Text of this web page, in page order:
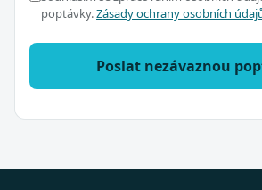
poptávky.Zásady ochrany osobních
Poslat nezávaznou